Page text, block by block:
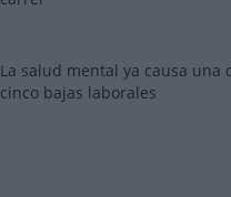
La salud mental ya causa una
cinco bajas laborales